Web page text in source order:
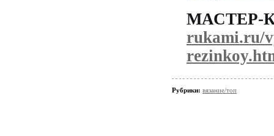
rukami.ru/
Рубрики: вязание/топ